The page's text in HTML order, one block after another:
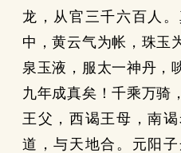
龙，从官三千六百人
中，黄云气为帐，珠玉
泉玉液，服太一神丹，
九年成真矣！千乘万骑
王父，西谒王母，南
道，与天地合。元阳